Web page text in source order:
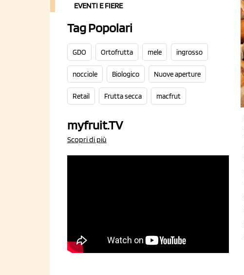
EVENTI E FIERE
Tag Popolari
GDO Ortofrutta mele ingrosso
nocciole Biologico Nuove aperture
Retail Frutta secca macfrut
myfruit.TV
Scopri di più